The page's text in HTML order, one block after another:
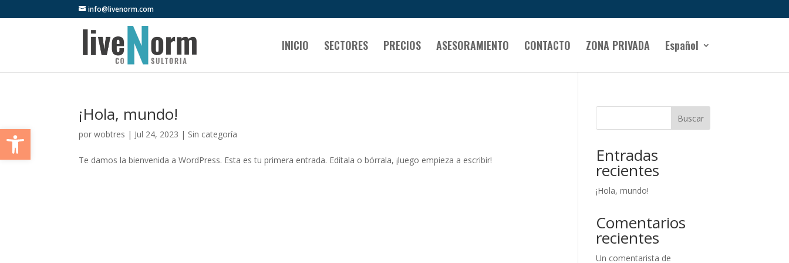
Abrir barra de herramientas
info@livenorm.com
INICIO SECTORES PRECIOS ASESORAMIENTO CONTACTO ZONA PRIVADA Español
¡Hola, mundo!
porwobtres | Jul 24, 2023 | Sin categoría
Te damos la bienvenida a WordPress. Esta es tu primera entrada. Edítala o bórrala, ¡luego empieza a escribir!
Buscar
Entradas
recientes
¡Hola, mundo!
Comentarios
recientes
Un comentarista de